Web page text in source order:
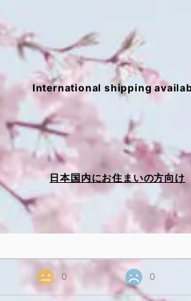
International shipping
日本国内にお住まいの方向け
0 0